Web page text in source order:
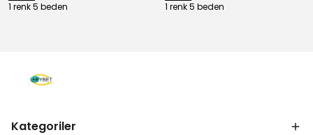
1 renk 5 beden 1 renk 5 beden
Kategoriler